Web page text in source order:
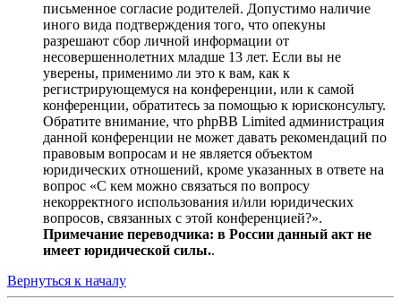
письменное согласие родителей. Допустимо наличие
иного вида подтверждения того, что опекуны
разрешают сбор личной информации от
несовершеннолетних младше 13 лет. Если вы не
уверены, применимо ли это к вам, как к
регистрирующемуся на конференции, или к самой
конференции, обратитесь за помощью к юрисконсульту.
Обратите внимание, что phpBB Limited администрация
данной конференции не может давать рекомендаций по
правовым вопросам и не является объектом
юридических отношений, кроме указанных в ответе на
вопрос «С кем можно связаться по вопросу
некорректного использования и/или юридических
вопросов, связанных с этой конференцией?».
Примечание переводчика: в России данный акт не
имеет юридической силы..
Вернуться к началу